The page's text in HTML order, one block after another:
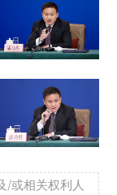
/或相关权利人